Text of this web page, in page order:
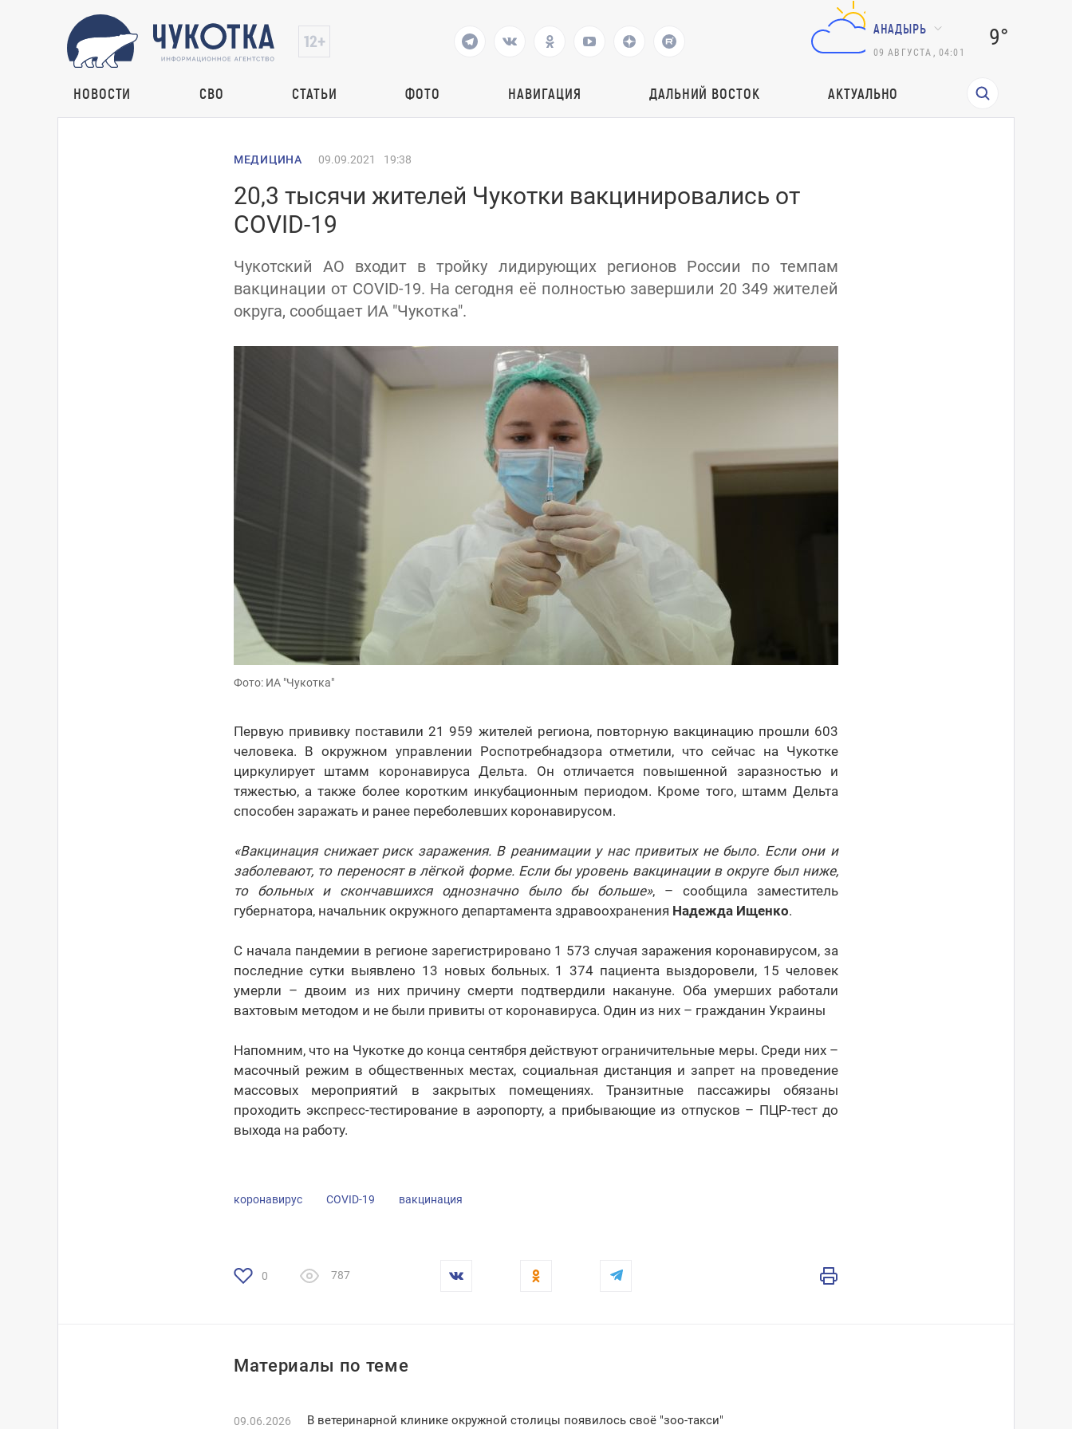
АНАДЫРЬ
09 АВГУСТА 04:01
9°
НОВОСТИ СВО СТАТЬИ ФОТО НАВИГАЦИЯ ДАЛЬНИЙ ВОСТОК АКТУАЛЬНО
МЕДИЦИНА 09.09.2021 19:38
20,3 тысячи жителей Чукотки вакцинировались от
COVID-19
Чукотский АО входит в тройку лидирующих регионов России по темпам
вакцинации от COVID-19. На сегодня её полностью завершили 20 349 жителей
округа, сообщает ИА "Чукотка".
Фото: ИА "Чукотка"
Первую прививку поставили 21 959 жителей региона, повторную вакцинацию прошли 603
человека. В окружном управлении Роспотребнадзора отметили, что сейчас на Чукотке
циркулирует штамм коронавируса Дельта. Он отличается повышенной заразностью и
тяжестью, а также более коротким инкубационным периодом. Кроме того, штамм Дельта
способен заражать и ранее переболевших коронавирусом.
«Вакцинация снижает риск заражения. В реанимации у нас привитых не было. Если они и
заболевают, то переносят в лёгкой форме. Если бы уровень вакцинации в округе был ниже,
то больных и скончавшихся однозначно было бы больше», – сообщила заместитель
губернатора, начальник окружного департамента здравоохранения Надежда Ищенко.
С начала пандемии в регионе зарегистрировано 1 573 случая заражения коронавирусом, за
последние сутки выявлено 13 новых больных. 1 374 пациента выздоровели, 15 человек
умерли – двоим из них причину смерти подтвердили накануне. Оба умерших работали
вахтовым методом и не были привиты от коронавируса. Один из них – гражданин Украины
Напомним, что на Чукотке до конца сентября действуют ограничительные меры. Среди них –
масочный режим в общественных местах, социальная дистанция и запрет на проведение
массовых мероприятий в закрытых помещениях. Транзитные пассажиры обязаны
проходить экспресс-тестирование в аэропорту, а прибывающие из отпусков – ПЦР-тест до
выхода на работу.
коронавирус COVID-19 вакцинация
0 787
Материалы по теме
09.06.2026 В ветеринарной клинике окружной столицы появилось своё "зоо-такси"